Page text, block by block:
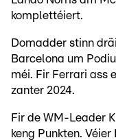
komplettéiert.
Domadder stinn
Barcelona um
méi. Fir Ferrari ass
zanter 2024.
Fir de WM-Leader
keng Punkten.